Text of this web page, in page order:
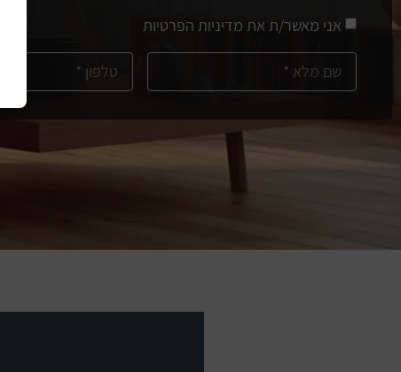
אני מאשר/ת את מדיניות הפרטיות